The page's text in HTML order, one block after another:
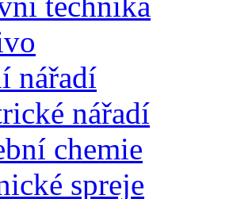
nářadí
nářadí
chemie
spreje